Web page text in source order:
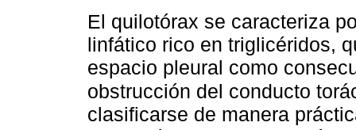
El quilotórax se caracteriza
linfático rico en triglicéridos,
espacio pleural como
obstrucción del conducto
clasificarse de manera